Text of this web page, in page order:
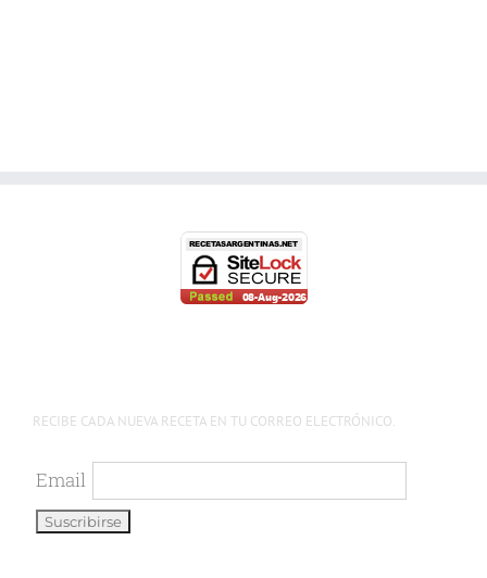
RECIBE CADA NUEVA RECETA EN TU CORREO ELECTRÓNICO.
Email